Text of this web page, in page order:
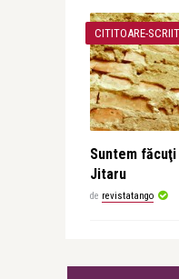
CITITOARE-
Suntem
Jitaru
de revistatango